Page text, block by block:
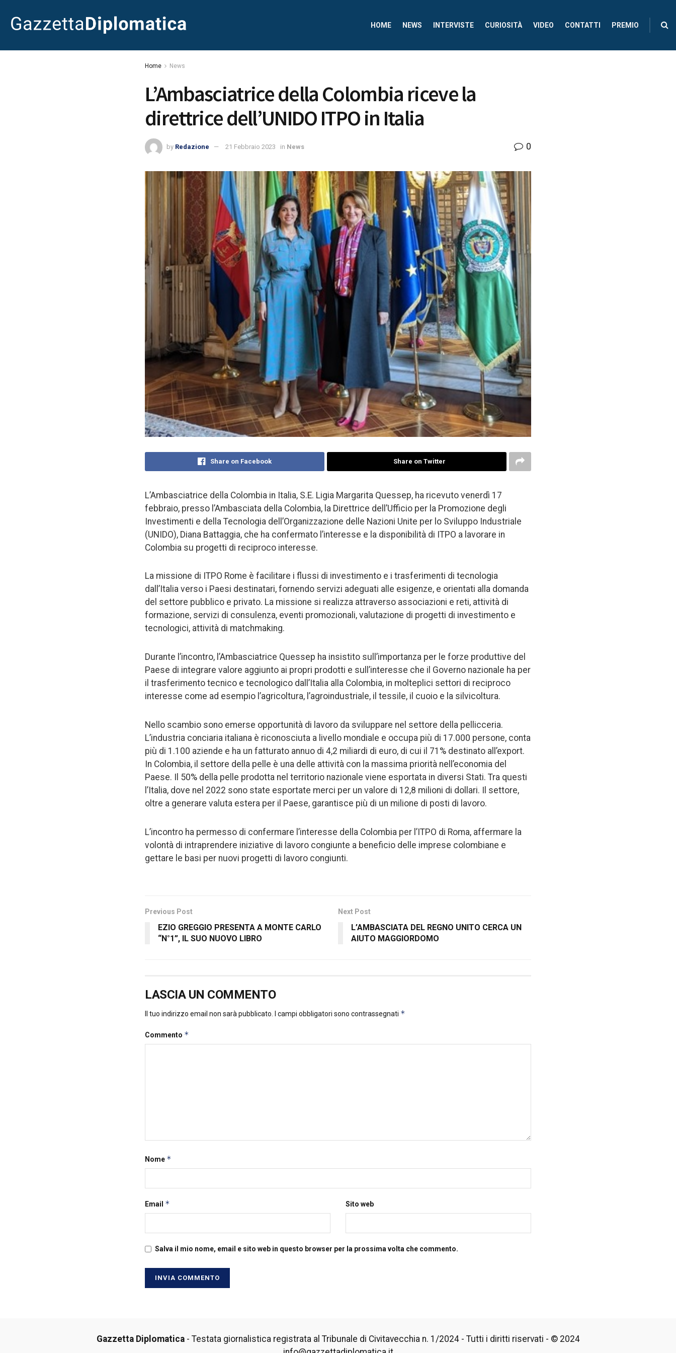
HOME NEWS INTERVISTE CURIOSITÀ VIDEO CONTATTI PREMIO
Home News
L’Ambasciatrice della Colombia riceve la
direttrice dell’UNIDO ITPO in Italia
by Redazione 21 Febbraio 2023 in News 0
Share on Facebook Share on Twitter
L’Ambasciatrice della Colombia in Italia, S.E. Ligia Margarita Quessep, ha ricevuto venerdì 17
febbraio, presso l’Ambasciata della Colombia, la Direttrice dell’Ufficio per la Promozione degli
Investimenti e della Tecnologia dell’Organizzazione delle Nazioni Unite per lo Sviluppo Industriale
(UNIDO), Diana Battaggia, che ha confermato l’interesse e la disponibilità di ITPO a lavorare in
Colombia su progetti di reciproco interesse.
La missione di ITPO Rome è facilitare i flussi di investimento e i trasferimenti di tecnologia
dall’Italia verso i Paesi destinatari, fornendo servizi adeguati alle esigenze, e orientati alla domanda
del settore pubblico e privato. La missione si realizza attraverso associazioni e reti, attività di
formazione, servizi di consulenza, eventi promozionali, valutazione di progetti di investimento e
tecnologici, attività di matchmaking.
Durante l’incontro, l’Ambasciatrice Quessep ha insistito sull’importanza per le forze produttive del
Paese di integrare valore aggiunto ai propri prodotti e sull’interesse che il Governo nazionale ha per
il trasferimento tecnico e tecnologico dall’Italia alla Colombia, in molteplici settori di reciproco
interesse come ad esempio l’agricoltura, l’agroindustriale, il tessile, il cuoio e la silvicoltura.
Nello scambio sono emerse opportunità di lavoro da sviluppare nel settore della pellicceria.
L’industria conciaria italiana è riconosciuta a livello mondiale e occupa più di 17.000 persone, conta
più di 1.100 aziende e ha un fatturato annuo di 4,2 miliardi di euro, di cui il 71% destinato all’export.
In Colombia, il settore della pelle è una delle attività con la massima priorità nell’economia del
Paese. Il 50% della pelle prodotta nel territorio nazionale viene esportata in diversi Stati. Tra questi
l’Italia, dove nel 2022 sono state esportate merci per un valore di 12,8 milioni di dollari. Il settore,
oltre a generare valuta estera per il Paese, garantisce più di un milione di posti di lavoro.
L’incontro ha permesso di confermare l’interesse della Colombia per l’ITPO di Roma, affermare la
volontà di intraprendere iniziative di lavoro congiunte a beneficio delle imprese colombiane e
gettare le basi per nuovi progetti di lavoro congiunti.
Previous Post
EZIO GREGGIO PRESENTA A MONTE CARLO
“N°1”, IL SUO NUOVO LIBRO
Next Post
L’AMBASCIATA DEL REGNO UNITO CERCA UN
AIUTO MAGGIORDOMO
LASCIA UN COMMENTO
Il tuo indirizzo email non sarà pubblicato. I campi obbligatori sono contrassegnati *
Commento *
Nome *
Email * Sito web
Salva il mio nome, email e sito web in questo browser per la prossima volta che commento.
Gazzetta Diplomatica- Testata giornalistica registrata al Tribunale di Civitavecchia n. 1/2024 - Tutti i diritti riservati - © 2024